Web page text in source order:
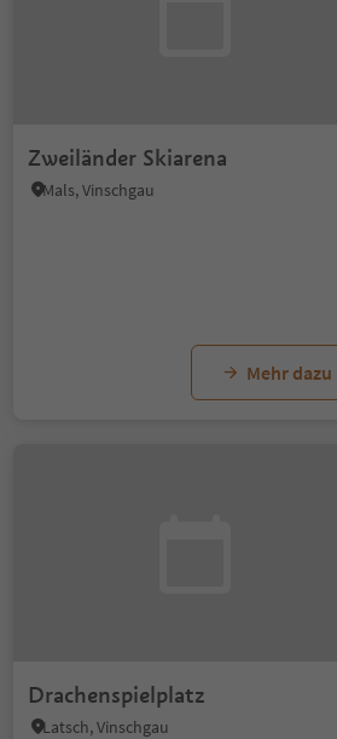
Zweiländer Skiarena
Mals, Vinschgau
Mehr dazu
Drachenspielplatz
Latsch, Vinschgau